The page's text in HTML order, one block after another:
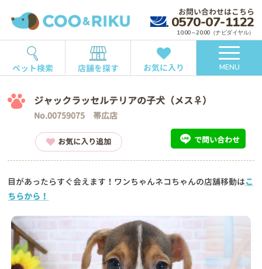
お問い合わせはこちら
0570-07-1122
10:00～20:00（ナビダイヤル）
ペット検索 店舗を探す お気に入り MENU
ジャックラッセルテリアの子犬（メス♀）
No.00759075 帯広店
お気に入り追加 で問い合わせ
目があったらすぐ会えます！ワンちゃんネコちゃんの店舗移動はこ
ちらから！